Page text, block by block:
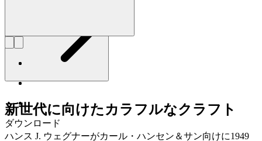
ダウンロード
新世代に向けたカラフルなクラフト
ハンス J. ウェグナーがカール・ハンセン＆サン向けに1949